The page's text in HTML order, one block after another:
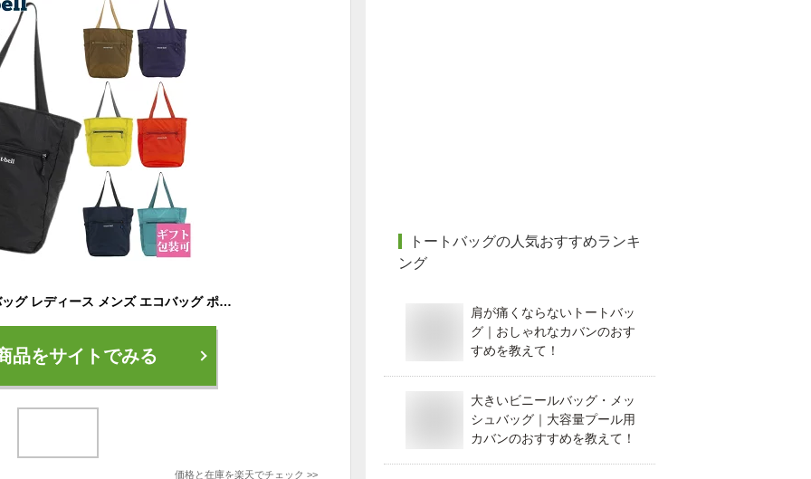
モンベル montbell バッグ レディース メンズ エコバッグ ポケッタブル ライトトート S 1123972 トートバッグ コンパクト ミニ サイズ 小さめ エコ バッグ エコバック バック 軽量 ナイロン 強い シンプル おしゃれ 折りたたみ 丈夫 マチ広 ブランド 新品 通販
品をサイトでみる
価格と在庫を楽天でチェック >>
トートバッグの人気おすすめランキ
ング
肩が痛くならないトートバッ
グ｜おしゃれなカバンのおす
すめを教えて！
大きいビニールバッグ・メッ
シュバッグ｜大容量プール用
カバンのおすすめを教えて！